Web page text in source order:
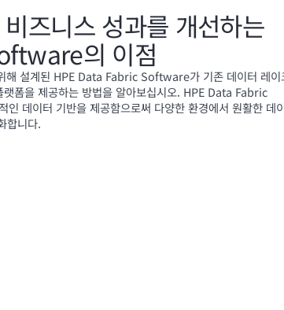
즈니스 성과를 개선하는
의 이점
해 설계된 HPE Data Fabric Software가 기존 데이터 레이
폼을 제공하는 방법을 알아보십시오. HPE Data Fabric
데이터 기반을 제공함으로써 다양한 환경에서 원활한 데
합니다.